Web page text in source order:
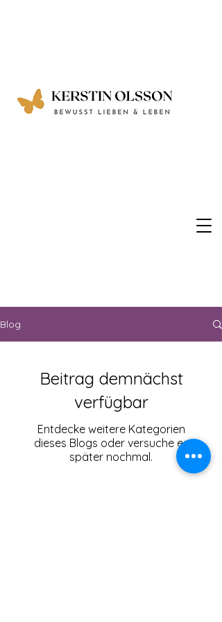
Blog
Beitrag demnächst
verfügbar
Entdecke weitere Kategorien
dieses Blogs oder versuche es
später nochmal.